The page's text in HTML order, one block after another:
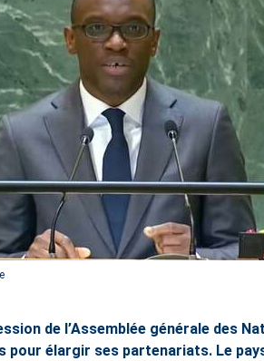
de l’Assemblée générale des
pour élargir ses partenariats. Le